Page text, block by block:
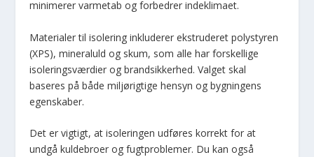
minimerer varmetab og forbedrer indeklimaet.
Materialer til isolering inkluderer ekstruderet polystyren
(XPS), mineraluld og skum, som alle har forskellige
isoleringsværdier og brandsikkerhed. Valget skal
baseres på både miljørigtige hensyn og bygningens
egenskaber.
Det er vigtigt, at isoleringen udføres korrekt for at
undgå kuldebroer og fugtproblemer. Du kan også